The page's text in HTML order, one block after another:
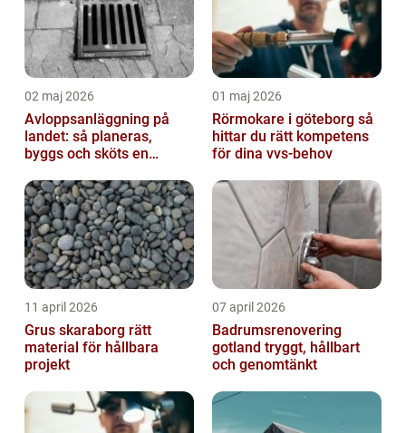
02 maj 2026
Avloppsanläggning på
landet: så planeras,
byggs och sköts en
01 maj 2026
Rörmokare i göteborg så
hittar du rätt kompetens
för dina vvs-behov
11 april 2026
Grus skaraborg rätt
material för hållbara
projekt
07 april 2026
Badrumsrenovering
gotland tryggt, hållbart
och genomtänkt